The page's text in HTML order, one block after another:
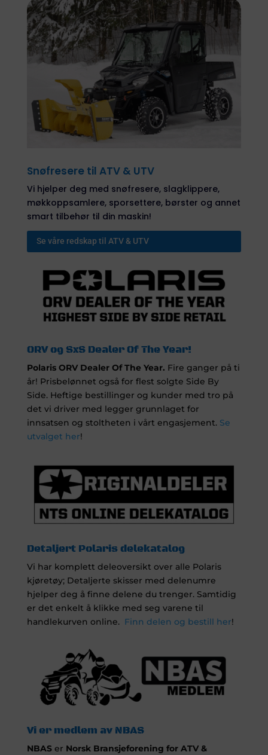
Snøfresere til ATV & UTV
Vi hjelper deg med snøfresere, slagklippere,
møkkoppsamlere, sporsettere, børster og annet
smart tilbehør til din maskin!
Se våre redskap til ATV & UTV
ORV og SxS Dealer Of The Year!
Polaris ORV Dealer Of The Year. Fire ganger på ti
år! Prisbelønnet også for flest solgte Side By
Side. Heftige bestillinger og kunder med tro på
det vi driver med legger grunnlaget for
innsatsen og stoltheten i vårt engasjement. Se
utvalget her!
Detaljert Polaris delekatalog
Vi har komplett deleoversikt over alle Polaris
kjøretøy; Detaljerte skisser med delenumre
hjelper deg å finne delene du trenger. Samtidig
er det enkelt å klikke med seg varene til
handlekurven online. Finn delen og bestill her!
Vi er medlem av NBAS
NBASer Norsk Bransjeforening for ATV &